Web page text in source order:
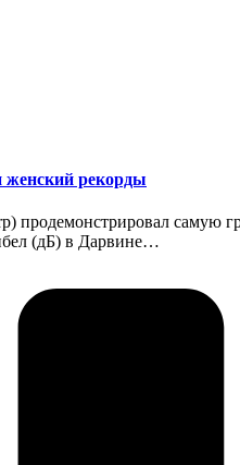
рекорды
продемонстрировал самую
(дБ) в Дарвине…